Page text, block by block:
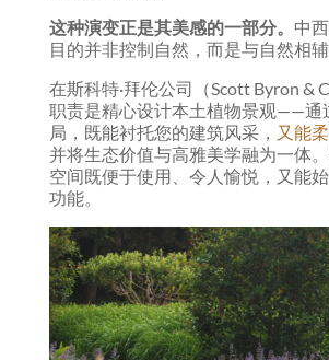
这种演变正是其美感的一部分。 中
目的并非控制自然，而是与自然相辅
在斯科特·拜伦公司（Scott Byron &
职责是精心设计本土植物景观——通
局，既能衬托您的建筑风采， 又能
并将生态价值与高雅美学融为一体
空间既便于使用、令人愉悦，又能
功能。